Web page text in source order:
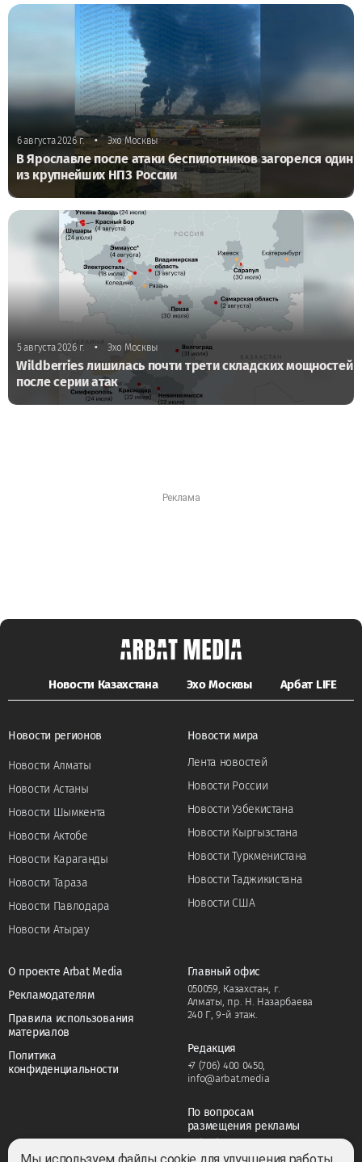
6 августа 2026 г. • Эхо Москвы
В Ярославле после атаки беспилотников загорелся один
из крупнейших НПЗ России
5 августа 2026 г. • Эхо Москвы
Wildberries лишилась почти трети складских мощностей
после серии атак
Новости Казахстана Эхо Москвы Арбат LIFE
Новости регионов
Новости Алматы
Новости Астаны
Новости Шымкента
Новости Актобе
Новости Караганды
Новости Тараза
Новости Павлодара
Новости Атырау
Новости мира
Лента новостей
Новости России
Новости Узбекистана
Новости Кыргызстана
Новости Туркменистана
Новости Таджикистана
Новости США
О проекте Arbat Media
Рекламодателям
Правила использования
материалов
Политика
конфиденциальности
Главный офис
050059, Казахстан, г.
Алматы, пр. Н. Назарбаева
240 Г, 9-й этаж.
Редакция
+7 (706) 400 0450,
info@arbat.media
По вопросам
размещения рекламы
adv@arbat.media